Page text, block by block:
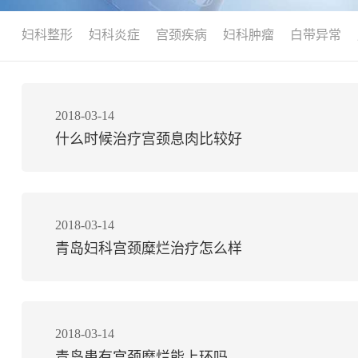
妇科整形 妇科炎症 宫颈疾病 妇科肿瘤 白带异常
2018-03-14
什么时候治疗宫颈息肉比较好
2018-03-14
青岛妇科宫颈糜烂治疗怎么样
2018-03-14